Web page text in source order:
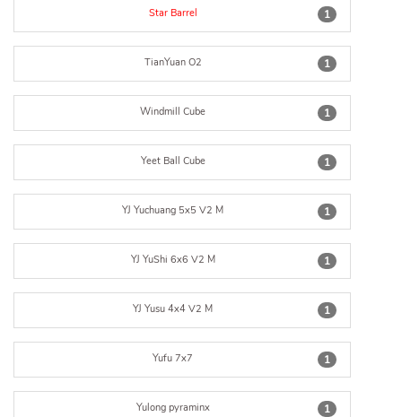
1
Star Barrel
1
TianYuan O2
1
Windmill Cube
1
Yeet Ball Cube
1
YJ Yuchuang 5x5 V2 M
1
YJ YuShi 6x6 V2 M
1
YJ Yusu 4x4 V2 M
1
Yufu 7x7
1
Yulong pyraminx